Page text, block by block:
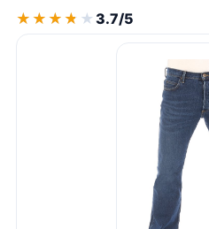
★★★★★
★★★★★ 3.7/5